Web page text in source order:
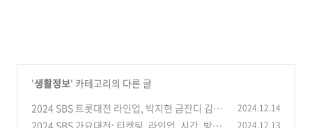
'생활정보' 카테고리의 다른 글
2024 SBS 트롯대전 라인업, 박지현 금잔디 김희
재 손태진 송가인 안성훈 양지은 영탁 이찬원 티
2024.12.14
2024 SBS 가요대전: 티켓팅, 라인업, 시간, 방청
2024.12.13